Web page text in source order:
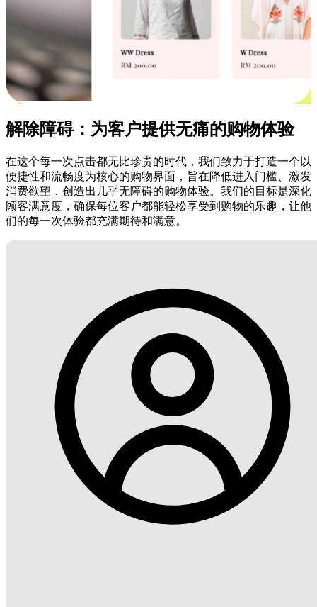
解除障碍：为客户提供无痛的购物体验
在这个每一次点击都无比珍贵的时代，我们致力于打造一个以
便捷性和流畅度为核心的购物界面，旨在降低进入门槛、激发
消费欲望，创造出几乎无障碍的购物体验。我们的目标是深化
顾客满意度，确保每位客户都能轻松享受到购物的乐趣，让他
们的每一次体验都充满期待和满意。